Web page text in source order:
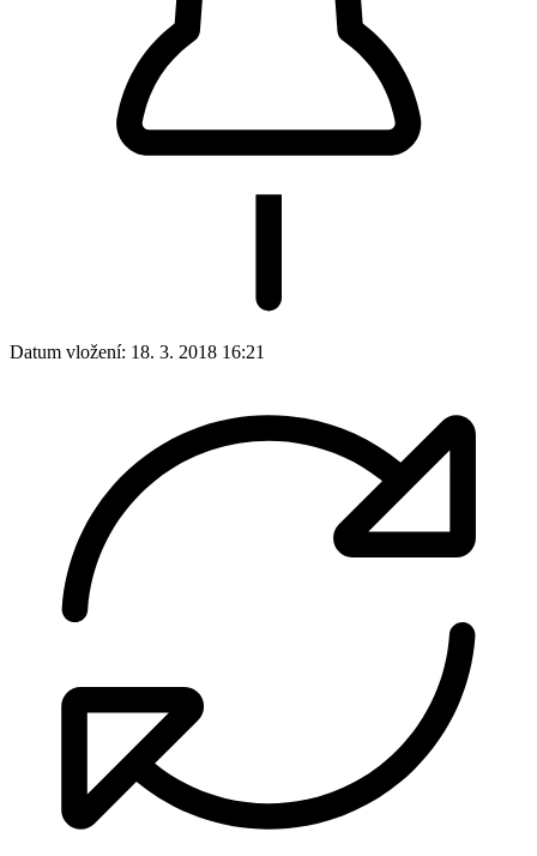
Datum vložení: 18. 3. 2018 16:21